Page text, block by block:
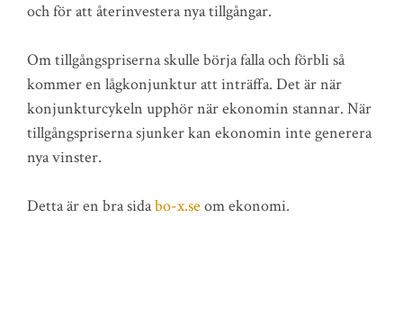
och för att återinvestera nya tillgångar.
Om tillgångspriserna skulle börja falla och förbli så
kommer en lågkonjunktur att inträffa. Det är när
konjunkturcykeln upphör när ekonomin stannar. När
tillgångspriserna sjunker kan ekonomin inte generera
nya vinster.
Detta är en bra sidabo-x.se om ekonomi.